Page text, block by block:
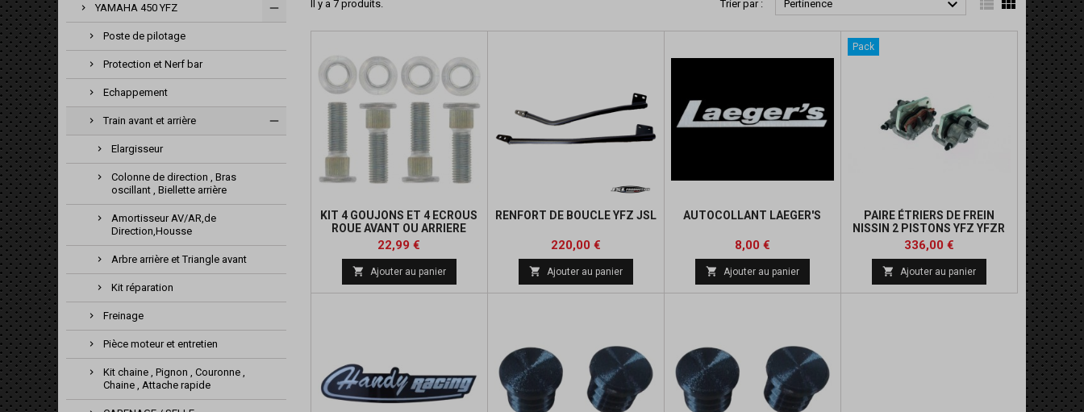
YAMAHA 450 YFZ
Poste de pilotage
Protection et Nerf bar
Echappement
Train avant et arrière
Elargisseur
Colonne de direction , Bras
oscillant , Biellette arrière
Amortisseur AV/AR,de
Direction,Housse
Arbre arrière et Triangle avant
Kit réparation
Freinage
Pièce moteur et entretien
Kit chaine , Pignon , Couronne ,
Chaine , Attache rapide
Il y a 7 produits. Trier par : Pertinence 
KIT 4 GOUJONS ET 4 ECROUS
ROUE AVANT OU ARRIERE
Prix
22,99 €
base
 Ajouter au panier
RENFORT DE BOUCLE YFZ JSL
Prix
220,00 €
 Ajouter au panier
AUTOCOLLANT LAEGER'S
Prix
8,00 €
 Ajouter au panier
Pack
PAIRE ÉTRIERS DE FREIN
NISSIN 2 PISTONS YFZ YFZR
BANSHEE
Prix
336,00 €Prix
de
base
 Ajouter au panier